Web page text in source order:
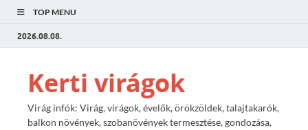
TOP MENU
2026.08.08.
Kerti virágok
Virág infók: Virág, virágok, évelők, örökzöldek, talajtakarók,
balkon növények, szobanövények termesztése, gondozása,